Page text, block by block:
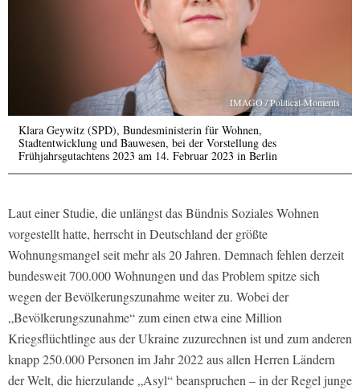
IMAGO / Political-Moments
Klara Geywitz (SPD), Bundesministerin für Wohnen,
Stadtentwicklung und Bauwesen, bei der Vorstellung des
Frühjahrsgutachtens 2023 am 14. Februar 2023 in Berlin
Laut einer Studie, die unlängst das Bündnis Soziales Wohnen
vorgestellt hatte, herrscht in Deutschland der größte
Wohnungsmangel seit mehr als 20 Jahren. Demnach fehlen derzeit
bundesweit 700.000 Wohnungen und das Problem spitze sich
wegen der Bevölkerungszunahme weiter zu. Wobei der
„Bevölkerungszunahme“ zum einen etwa eine Million
Kriegsflüchtlinge aus der Ukraine zuzurechnen ist und zum anderen
knapp 250.000 Personen im Jahr 2022 aus allen Herren Ländern
der Welt, die hierzulande „Asyl“ beanspruchen – in der Regel junge